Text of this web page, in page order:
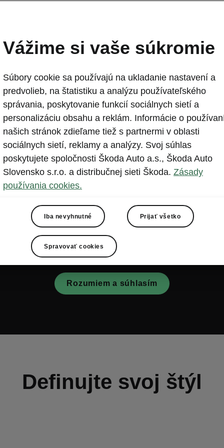
obsah je poskytovaný treťou stranou
osobných údajov týmto externým
že ste oboznámení s jeho zmluvnými
o ochrane osobných údajov.
Rozumiem a súhlasím
Definujte svoj štýl
Vážime si vaše súkromie
Súbory cookie sa používajú na ukladanie nastavení a
predvolieb, na štatistiku a analýzu používateľského
správania, poskytovanie funkcií sociálnych sietí a
personalizáciu obsahu a reklám. Informácie o
našich stránok zdieľame tiež s partnermi v oblasti
sociálnych sietí, reklamy a analýzy. Svoj súhlas
poskytujete spoločnosti Škoda Auto a.s., Škoda Auto
Slovensko s.r.o. a distribučnej sieti Škoda. Zásady
používania cookies.
Iba nevyhnutné Prijať všetko
Spravovať cookies